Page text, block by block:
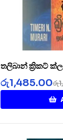
තලිබාන් ක්‍රිකට්
Cricket Clubරු
රු1,485.00